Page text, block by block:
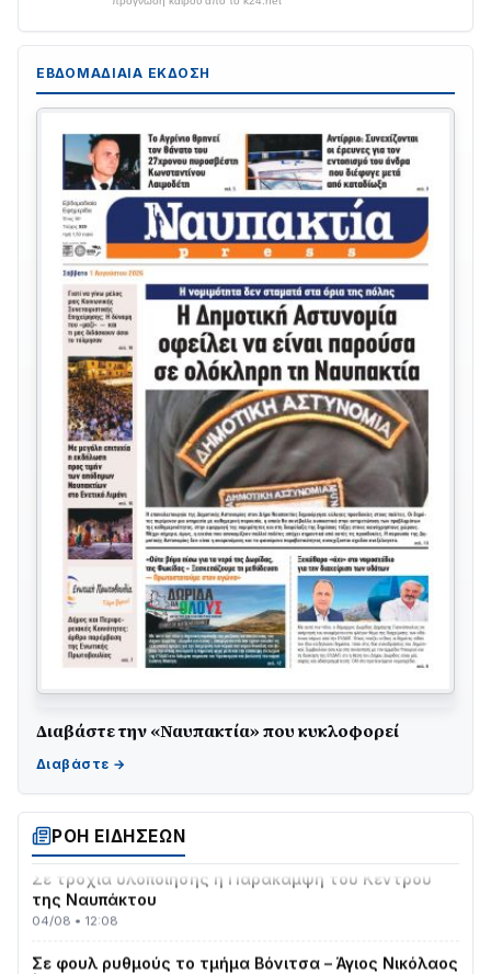
Διαβάστε την «Ναυπακτία» που κυκλοφορεί
ΡΟΗ ΕΙΔΗΣΕΩΝ
ΤΟ ΠΑΡΤΥ ΣΥΝΕΧΙΖΕΤΑΙ…
Στο σκοτάδι μεγάλο μέρος στο Λυγιά Ναυπάκτου
04/08 • 19:47
Σε τροχιά υλοποίησης η Παράκαμψη του Κέντρου
της Ναυπάκτου
04/08 • 12:08
| Αυτοψία Καββαδά